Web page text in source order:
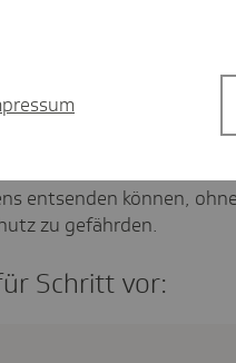
entsenden können,
zu gefährden.
Schritt vor: